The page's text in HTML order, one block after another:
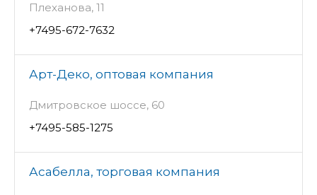
Плеханова, 11
+7495-672-7632
Арт-Деко, оптовая компания
Дмитровское шоссе, 60
+7495-585-1275
Асабелла, торговая компания